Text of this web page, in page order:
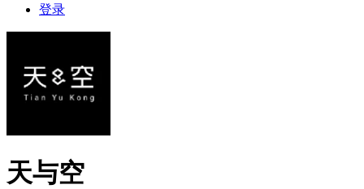
登录
天与空